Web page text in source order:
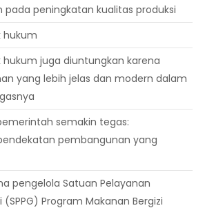
peningkatan kualitas produksi
hukum
juga diuntungkan karena
yang lebih jelas dan modern dalam
semakin tegas:
pembangunan yang
pengelola Satuan Pelayanan
Program Makanan Bergizi